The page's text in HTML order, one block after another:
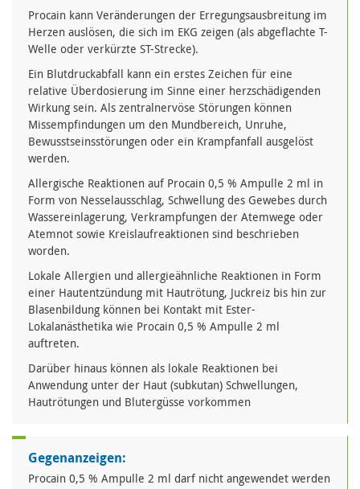
Procain kann Veränderungen der Erregungsausbreitung im
Herzen auslösen, die sich im EKG zeigen (als abgeflachte T-
Welle oder verkürzte ST-Strecke).
Ein Blutdruckabfall kann ein erstes Zeichen für eine
relative Überdosierung im Sinne einer herzschädigenden
Wirkung sein. Als zentralnervöse Störungen können
Missempfindungen um den Mundbereich, Unruhe,
Bewusstseinsstörungen oder ein Krampfanfall ausgelöst
werden.
Allergische Reaktionen auf Procain 0,5 % Ampulle 2 ml in
Form von Nesselausschlag, Schwellung des Gewebes durch
Wassereinlagerung, Verkrampfungen der Atemwege oder
Atemnot sowie Kreislaufreaktionen sind beschrieben
worden.
Lokale Allergien und allergieähnliche Reaktionen in Form
einer Hautentzündung mit Hautrötung, Juckreiz bis hin zur
Blasenbildung können bei Kontakt mit Ester-
Lokalanästhetika wie Procain 0,5 % Ampulle 2 ml
auftreten.
Darüber hinaus können als lokale Reaktionen bei
Anwendung unter der Haut (subkutan) Schwellungen,
Hautrötungen und Blutergüsse vorkommen
Gegenanzeigen:
Procain 0,5 % Ampulle 2 ml darf nicht angewendet werden